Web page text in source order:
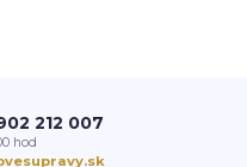
212 007
hod